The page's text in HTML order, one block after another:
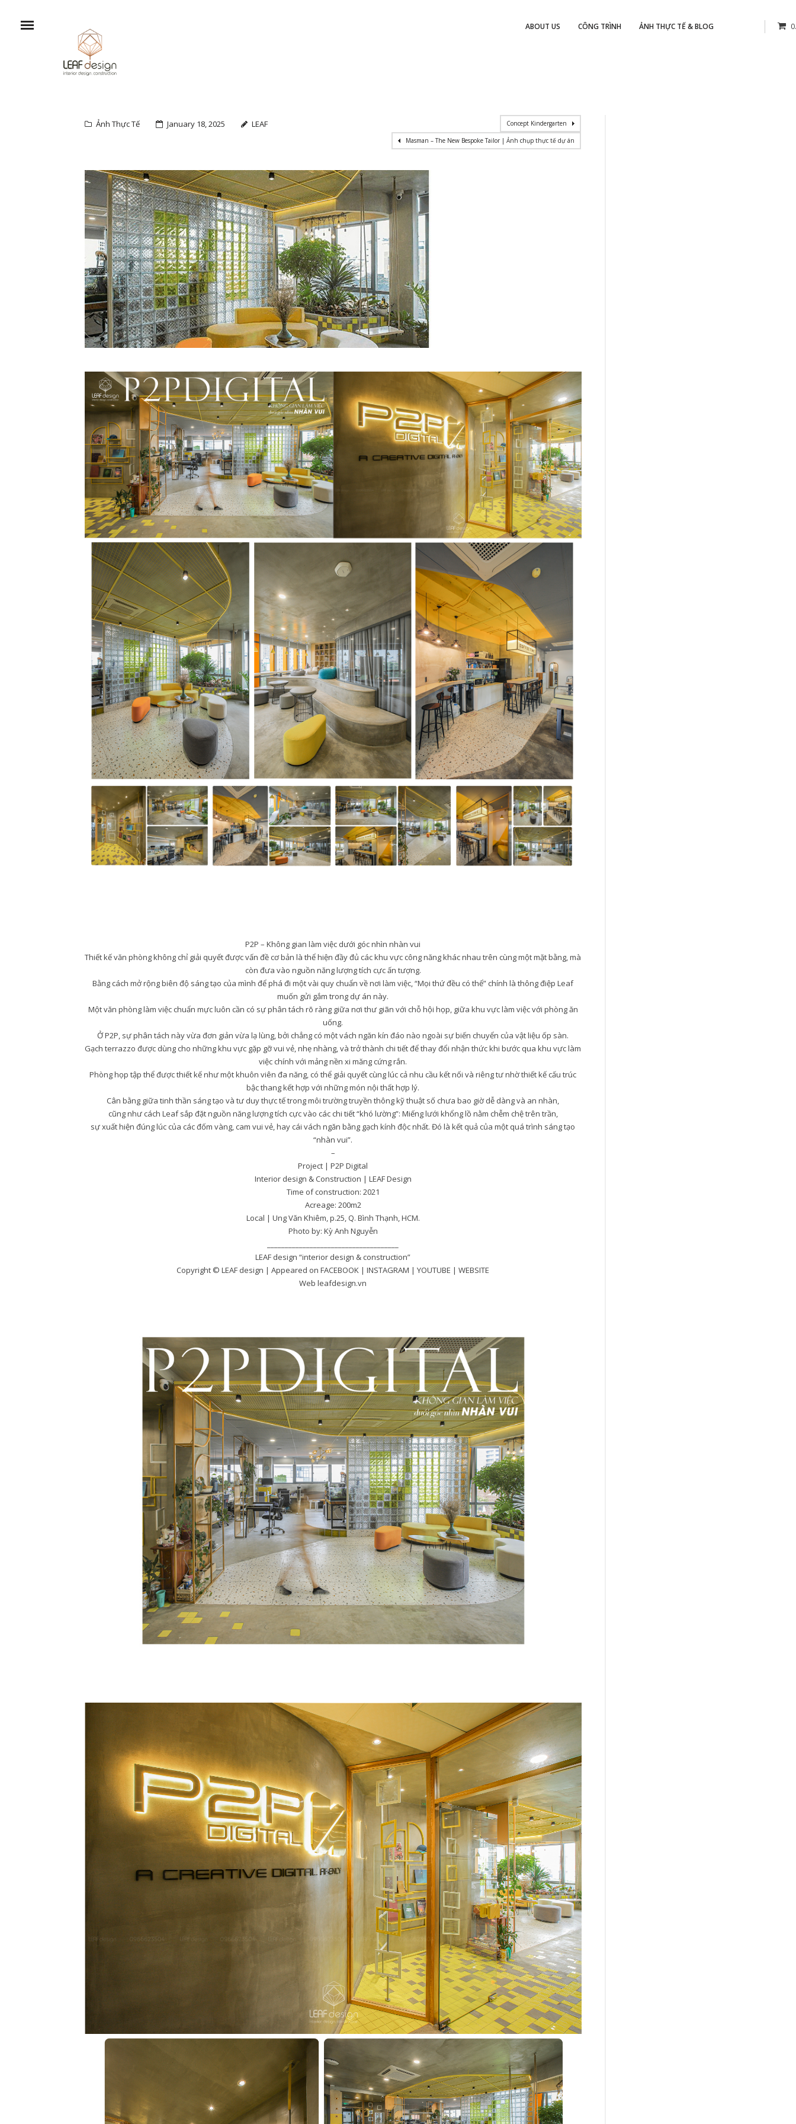
ABOUT US CÔNG TRÌNH ẢNH THỰC TẾ & BLOG
Ảnh Thực Tế January 18, 2025 LEAF Concept Kindergarten
Masman – The New Bespoke Tailor | Ảnh chụp thực tế dự án
P2P – Không gian làm việc dưới góc nhìn nhàn vui
Thiết kế văn phòng không chỉ giải quyết được vấn đề cơ bản là thể hiện đầy đủ các khu vực công năng khác nhau trên cùng một mặt bằng, mà
còn đưa vào nguồn năng lượng tích cực ấn tượng.
Bằng cách mở rộng biên độ sáng tạo của mình để phá đi một vài quy chuẩn về nơi làm việc, “Mọi thứ đều có thể” chính là thông điệp Leaf
muốn gửi gắm trong dự án này.
Một văn phòng làm việc chuẩn mực luôn cần có sự phân tách rõ ràng giữa nơi thư giãn với chỗ hội họp, giữa khu vực làm việc với phòng ăn
uống.
Ở P2P, sự phân tách này vừa đơn giản vừa lạ lùng, bởi chẳng có một vách ngăn kín đáo nào ngoài sự biến chuyển của vật liệu ốp sàn.
Gạch terrazzo được dùng cho những khu vực gặp gỡ vui vẻ, nhẹ nhàng, và trở thành chi tiết để thay đổi nhận thức khi bước qua khu vực làm
việc chính với mảng nền xi măng cứng rắn.
Phòng họp tập thể được thiết kế như một khuôn viên đa năng, có thể giải quyết cùng lúc cả nhu cầu kết nối và riêng tư nhờ thiết kế cấu trúc
bậc thang kết hợp với những món nội thất hợp lý.
Cân bằng giữa tinh thần sáng tạo và tư duy thực tế trong môi trường truyền thông kỹ thuật số chưa bao giờ dễ dàng và an nhàn,
cũng như cách Leaf sắp đặt nguồn năng lượng tích cực vào các chi tiết “khó lường”: Miếng lưới khổng lồ nằm chễm chệ trên trần,
sự xuất hiện đúng lúc của các đốm vàng, cam vui vẻ, hay cái vách ngăn bằng gạch kính độc nhất. Đó là kết quả của một quá trình sáng tạo
“nhàn vui”.
–
Project | P2P Digital
Interior design & Construction | LEAF Design
Time of construction: 2021
Acreage: 200m2
Local | Ung Văn Khiêm, p.25, Q. Bình Thạnh, HCM.
Photo by: Kỳ Anh Nguyễn
LEAF design “interior design & construction”
Copyright © LEAF design | Appeared on FACEBOOK | INSTAGRAM | YOUTUBE | WEBSITE
Web leafdesign.vn